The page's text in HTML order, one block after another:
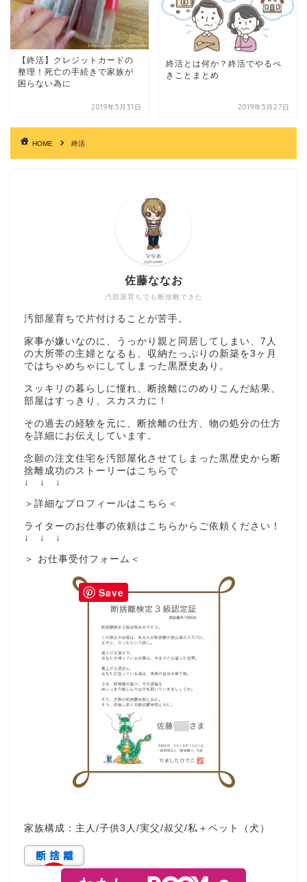
【終活】クレジットカードの
整理！死亡の手続きで家族が
困らない為に
2019年5月31日
終活とは何か？終活でやるべ
きことまとめ
2019年5月27日
HOME 終活
汚部屋育ちでも断捨離できた
佐藤ななお
汚部屋育ちで片付けることが苦手。
家事が嫌いなのに、うっかり親と同居してしまい、7人
の大所帯の主婦となるも、収納たっぷりの新築を3ヶ月
ではちゃめちゃにしてしまった黒歴史あり。
スッキリの暮らしに憧れ、断捨離にのめりこんだ結果、
部屋はすっきり、スカスカに！
その過去の経験を元に、断捨離の仕方、物の処分の仕方
を詳細にお伝えしています。
念願の注文住宅を汚部屋化させてしまった黒歴史から断
捨離成功のストーリーはこちらで
↓ ↓ ↓
＞詳細なプロフィールはこちら＜
ライターのお仕事の依頼はこちらからご依頼ください！
↓ ↓ ↓
＞ お仕事受付フォーム＜
家族構成：主人/子供3人/実父/叔父/私＋ペット（犬）
Save